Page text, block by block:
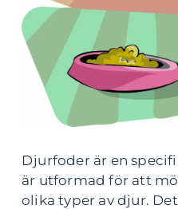
Djurfoder är en
är utformad för att
olika typer av djur.